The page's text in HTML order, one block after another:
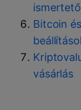
Bitcoin
vásárlás